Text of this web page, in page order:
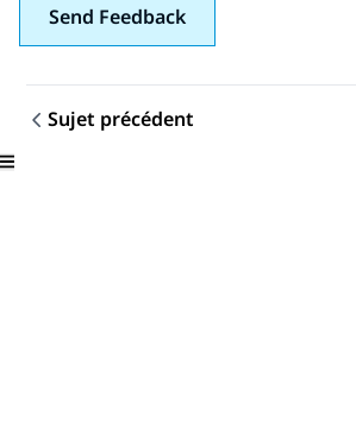
Send Feedback
Navigation par sujet
Sujet précédent